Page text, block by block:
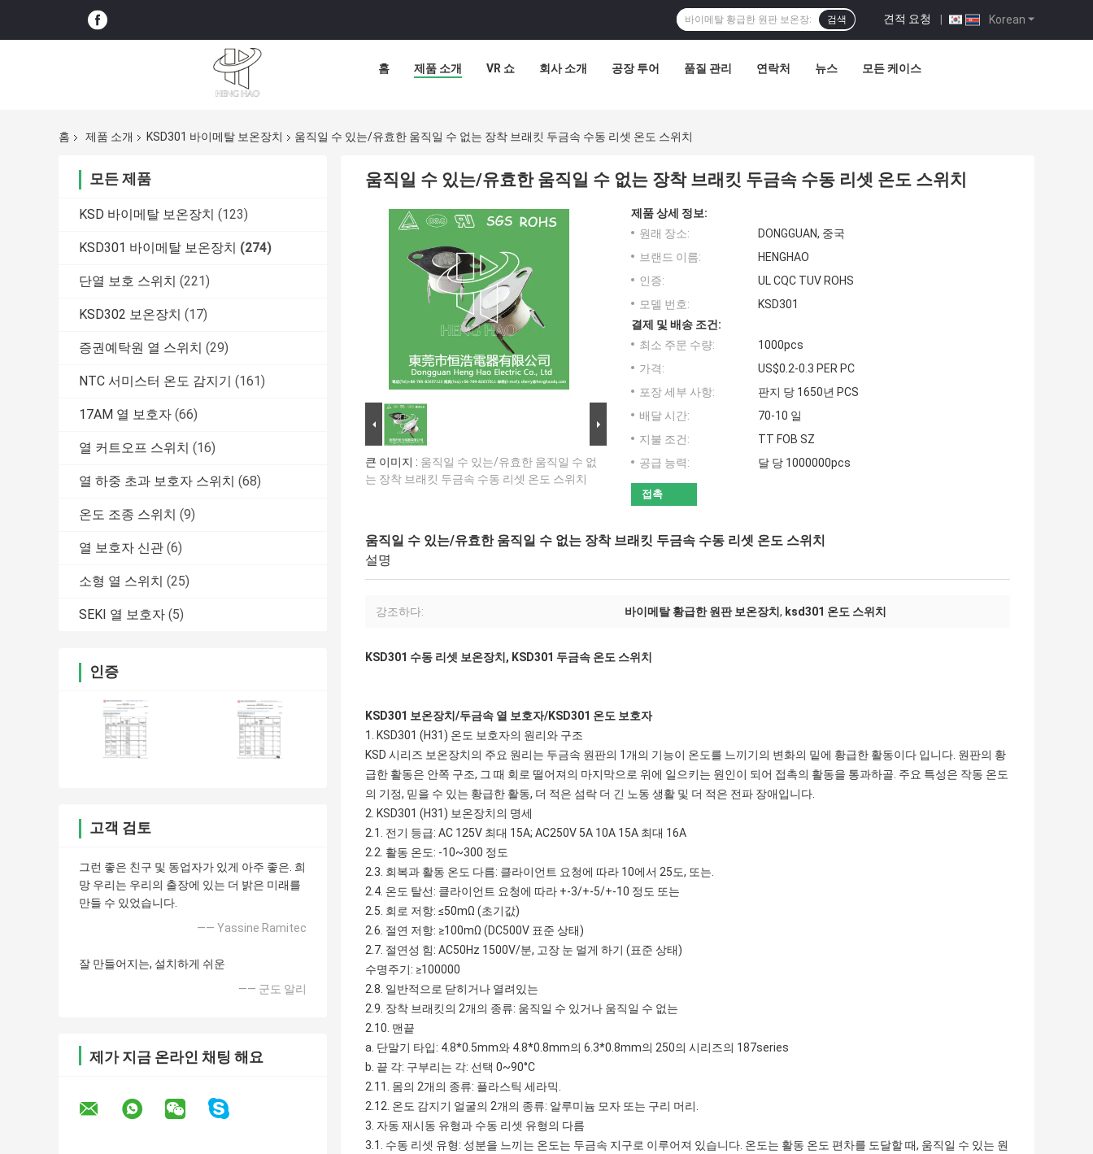
Korean
견적 요청 |
검색
홈 제품 소개 VR 쇼 회사 소개 공장 투어 품질 관리 연락처 뉴스 모든 케이스
홈 제품 소개 KSD301 바이메탈 보온장치 움직일 수 있는/유효한 움직일 수 없는 장착 브래킷 두금속 수동 리셋 온도 스위치
모든 제품
KSD 바이메탈 보온장치 (123)
KSD301 바이메탈 보온장치 (274)
단열 보호 스위치 (221)
KSD302 보온장치 (17)
증권예탁원 열 스위치 (29)
NTC 서미스터 온도 감지기 (161)
17AM 열 보호자 (66)
열 커트오프 스위치 (16)
열 하중 초과 보호자 스위치 (68)
온도 조종 스위치 (9)
열 보호자 신관 (6)
소형 열 스위치 (25)
SEKI 열 보호자 (5)
인증
고객 검토
그런 좋은 친구 및 동업자가 있게 아주 좋은. 희
망 우리는 우리의 출장에 있는 더 밝은 미래를
만들 수 있었습니다.
—— Yassine Ramitec
잘 만들어지는, 설치하게 쉬운
—— 군도 알리
제가 지금 온라인 채팅 해요
움직일 수 있는/유효한 움직일 수 없는 장착 브래킷 두금속 수동 리셋 온도 스위치
큰 이미지 : 움직일 수 있는/유효한 움직일 수 없
는 장착 브래킷 두금속 수동 리셋 온도 스위치
제품 상세 정보:
원래 장소:
DONGGUAN, 중국
브랜드 이름:
HENGHAO
인증:
UL CQC TUV ROHS
모델 번호:
KSD301
결제 및 배송 조건:
최소 주문 수량:
1000pcs
가격:
US$0.2-0.3 PER PC
포장 세부 사항:
판지 당 1650년 PCS
배달 시간:
70-10 일
지불 조건:
TT FOB SZ
공급 능력:
달 당 1000000pcs
접촉
움직일 수 있는/유효한 움직일 수 없는 장착 브래킷 두금속 수동 리셋 온도 스위치
설명
강조하다: 바이메탈 황급한 원판 보온장치 , ksd301 온도 스위치
KSD301 수동 리셋 보온장치, KSD301 두금속 온도 스위치
KSD301 보온장치/두금속 열 보호자/KSD301 온도 보호자
1. KSD301 (H31) 온도 보호자의 원리와 구조
KSD 시리즈 보온장치의 주요 원리는 두금속 원판의 1개의 기능이 온도를 느끼기의 변화의 밑에 황급한 활동이다 입니다. 원판의 황
급한 활동은 안쪽 구조, 그 때 회로 떨어져의 마지막으로 위에 일으키는 원인이 되어 접촉의 활동을 통과하골. 주요 특성은 작동 온도
의 기정, 믿을 수 있는 황급한 활동, 더 적은 섬락 더 긴 노동 생활 및 더 적은 전파 장애입니다.
2. KSD301 (H31) 보온장치의 명세
2.1. 전기 등급: AC 125V 최대 15A; AC250V 5A 10A 15A 최대 16A
2.2. 활동 온도: -10~300 정도
2.3. 회복과 활동 온도 다름: 클라이언트 요청에 따라 10에서 25도, 또는.
2.4. 온도 탈선: 클라이언트 요청에 따라 +-3/+-5/+-10 정도 또는
2.5. 회로 저항: ≤50mΩ (초기값)
2.6. 절연 저항: ≥100mΩ (DC500V 표준 상태)
2.7. 절연성 힘: AC50Hz 1500V/분, 고장 눈 멀게 하기 (표준 상태)
수명주기: ≥100000
2.8. 일반적으로 닫히거나 열려있는
2.9. 장착 브래킷의 2개의 종류: 움직일 수 있거나 움직일 수 없는
2.10. 맨끝
a. 단말기 타입: 4.8*0.5mm와 4.8*0.8mm의 6.3*0.8mm의 250의 시리즈의 187series
b. 끝 각: 구부리는 각: 선택 0~90°C
2.11. 몸의 2개의 종류: 플라스틱 세라믹.
2.12. 온도 감지기 얼굴의 2개의 종류: 알루미늄 모자 또는 구리 머리.
3. 자동 재시동 유형과 수동 리셋 유형의 다름
3.1. 수동 리셋 유형: 성분을 느끼는 온도는 두금속 지구로 이루어져 있습니다. 온도는 활동 온도 편차를 도달할 때, 움직일 수 있는 원